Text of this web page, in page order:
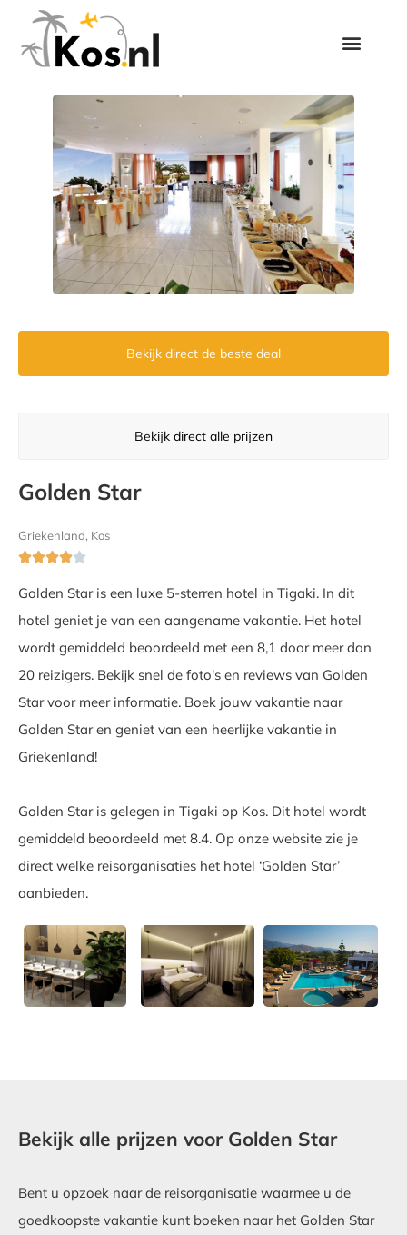
Bekijk direct de beste deal
Bekijk direct alle prijzen
Golden Star
Griekenland, Kos

Golden Star is een luxe 5-sterren hotel in Tigaki. In dit
hotel geniet je van een aangename vakantie. Het hotel
wordt gemiddeld beoordeeld met een 8,1 door meer dan
20 reizigers. Bekijk snel de foto's en reviews van Golden
Star voor meer informatie. Boek jouw vakantie naar
Golden Star en geniet van een heerlijke vakantie in
Griekenland!
Golden Star is gelegen in Tigaki op Kos. Dit hotel wordt
gemiddeld beoordeeld met 8.4. Op onze website zie je
direct welke reisorganisaties het hotel ‘Golden Star’
aanbieden.
Bekijk alle prijzen voor Golden Star
Bent u opzoek naar de reisorganisatie waarmee u de
goedkoopste vakantie kunt boeken naar het Golden Star